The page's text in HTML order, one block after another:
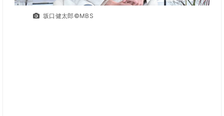
坂口健太郎©MBS